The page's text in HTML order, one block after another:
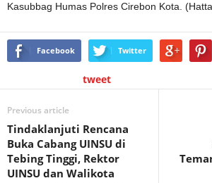
Kasubbag Humas Polres Cirebon Kota.
Facebook Twitter
tweet
Previous article
Tindaklanjuti Rencana
Buka Cabang UINSU di
Tebing Tinggi, Rektor
UINSU dan Walikota